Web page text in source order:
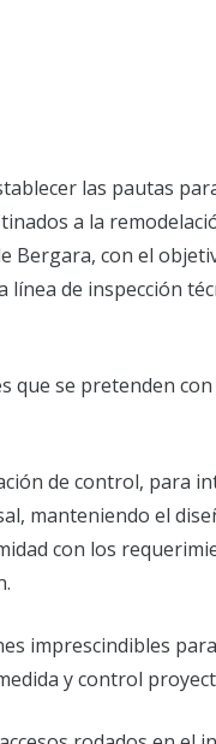
las pautas
a la
Bergara, con el
de inspección
que se pretenden
de control, para
manteniendo el
con los
imprescindibles
y control